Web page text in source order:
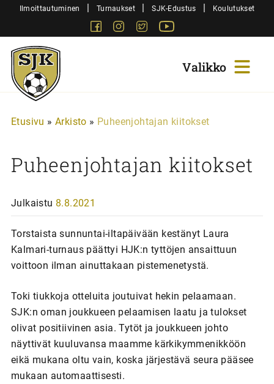
SiirryIlmoittautuminen | Turnaukset | SJK-Edustus | Koulutukset
FacebookInstagram
Twitter
Sjk-
Juniorit
Etusivu » Arkisto » Puheenjohtajan kiitokset
Puheenjohtajan kiitokset
Julkaistu 8.8.2021
Torstaista sunnuntai-iltapäivään kestänyt Laura
Kalmari-turnaus päättyi HJK:n tyttöjen ansaittuun
voittoon ilman ainuttakaan pistemenetystä.
Toki tiukkoja otteluita joutuivat hekin pelaamaan.
SJK:n oman joukkueen pelaamisen laatu ja tulokset
olivat positiivinen asia. Tytöt ja joukkueen johto
näyttivät kuuluvansa maamme kärkikymmenikköön
eikä mukana oltu vain, koska järjestävä seura pääsee
mukaan automaattisesti.